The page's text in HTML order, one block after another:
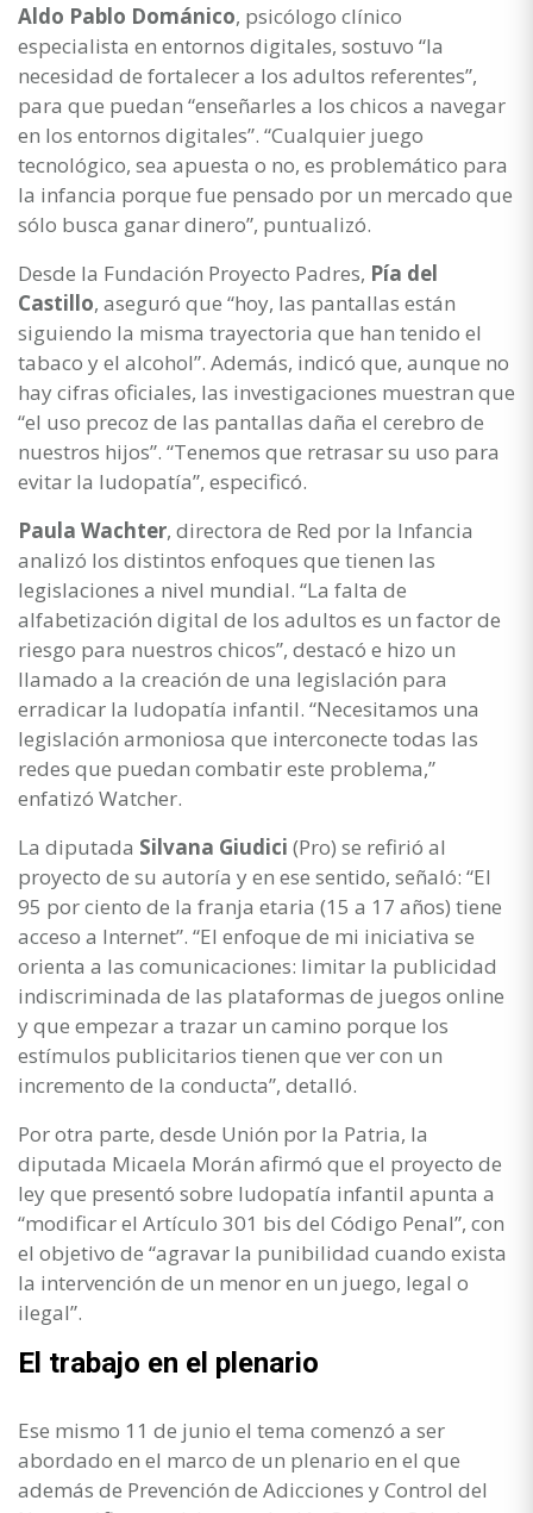
Aldo Pablo Dománico, psicólogo clínico
especialista en entornos digitales, sostuvo “la
necesidad de fortalecer a los adultos referentes”,
para que puedan “enseñarles a los chicos a navegar
en los entornos digitales”. “Cualquier juego
tecnológico, sea apuesta o no, es problemático para
la infancia porque fue pensado por un mercado que
sólo busca ganar dinero”, puntualizó.
Desde la Fundación Proyecto Padres, Pía del
Castillo, aseguró que “hoy, las pantallas están
siguiendo la misma trayectoria que han tenido el
tabaco y el alcohol”. Además, indicó que, aunque no
hay cifras oficiales, las investigaciones muestran que
“el uso precoz de las pantallas daña el cerebro de
nuestros hijos”. “Tenemos que retrasar su uso para
evitar la ludopatía”, especificó.
Paula Wachter, directora de Red por la Infancia
analizó los distintos enfoques que tienen las
legislaciones a nivel mundial. “La falta de
alfabetización digital de los adultos es un factor de
riesgo para nuestros chicos”, destacó e hizo un
llamado a la creación de una legislación para
erradicar la ludopatía infantil. “Necesitamos una
legislación armoniosa que interconecte todas las
redes que puedan combatir este problema,”
enfatizó Watcher.
La diputada Silvana Giudici (Pro) se refirió al
proyecto de su autoría y en ese sentido, señaló: “El
95 por ciento de la franja etaria (15 a 17 años) tiene
acceso a Internet”. “El enfoque de mi iniciativa se
orienta a las comunicaciones: limitar la publicidad
indiscriminada de las plataformas de juegos online
y que empezar a trazar un camino porque los
estímulos publicitarios tienen que ver con un
incremento de la conducta”, detalló.
Por otra parte, desde Unión por la Patria, la
diputada Micaela Morán afirmó que el proyecto de
ley que presentó sobre ludopatía infantil apunta a
“modificar el Artículo 301 bis del Código Penal”, con
el objetivo de “agravar la punibilidad cuando exista
la intervención de un menor en un juego, legal o
ilegal”.
El trabajo en el plenario
Ese mismo 11 de junio el tema comenzó a ser
abordado en el marco de un plenario en el que
además de Prevención de Adicciones y Control del